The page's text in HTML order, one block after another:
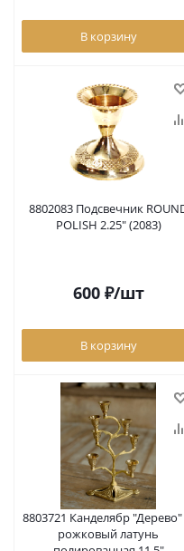
В корзину
8802083 Подсвечник
POLISH 2.25" (2083)
600₽/шт
В корзину
8803721 Канделябр "Дерево"
рожковый латунь